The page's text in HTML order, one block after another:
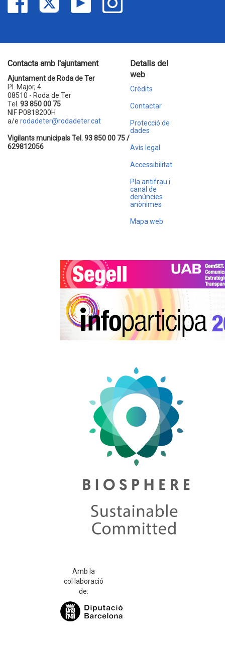
Contacta amb l'ajuntament
Ajuntament de Roda de Ter
Pl. Major, 4
08510 - Roda de Ter
Tel. 93 850 00 75
NIF P0818200H
a/e rodadeter@rodadeter.cat
Vigilants municipals Tel. 93 850 00 75 /
629812056
Detalls del
web
Crèdits
Contactar
Protecció de
dades
Avís legal
Accessibilitat
Pla antifrau i
canal de
denúncies
anònimes
Mapa web
Amb la
col·laboració
de: